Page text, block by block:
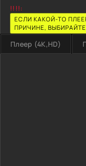
!!!!:
ЕСЛИ КАКОЙ-ТО
ПРИЧИНЕ,
Плеер (4K,HD)